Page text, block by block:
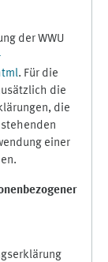
der WWU
. Für die
die
die
einer